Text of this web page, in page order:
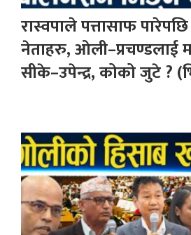
रास्वपाले पत्तासाफ
नेताहरु, ओली–प्रचण्डलाई
सीके–उपेन्द्र, कोको जुटे ?